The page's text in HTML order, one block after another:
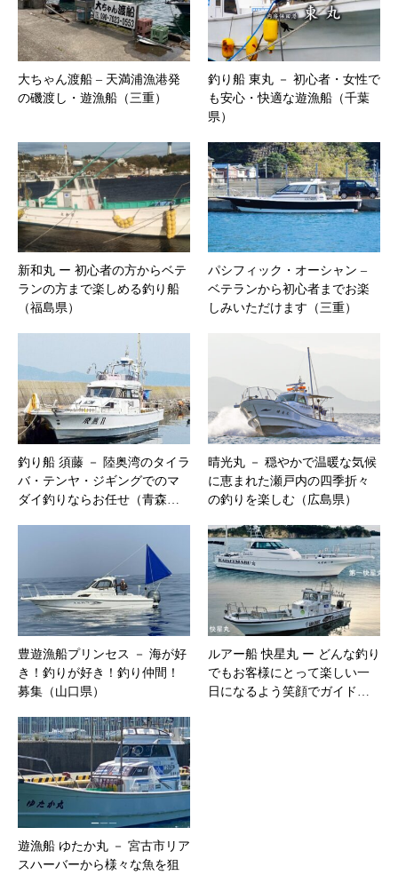
大ちゃん渡船 – 天満浦漁港発
の磯渡し・遊漁船（三重）
釣り船 東丸 － 初心者・女性で
も安心・快適な遊漁船（千葉
県）
新和丸 ー 初心者の方からベテ
ランの方まで楽しめる釣り船
（福島県）
パシフィック・オーシャン –
ベテランから初心者までお楽
しみいただけます（三重）
釣り船 須藤 － 陸奥湾のタイラ
バ・テンヤ・ジギングでのマ
ダイ釣りならお任せ（青森…
晴光丸 － 穏やかで温暖な気候
に恵まれた瀬戸内の四季折々
の釣りを楽しむ（広島県）
豊遊漁船プリンセス － 海が好
き！釣りが好き！釣り仲間！
募集（山口県）
ルアー船 快星丸 ー どんな釣り
でもお客様にとって楽しい一
日になるよう笑顔でガイド…
遊漁船 ゆたか丸 － 宮古市リア
スハーバーから様々な魚を狙